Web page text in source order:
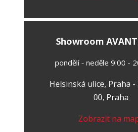
Showroom
pondělí - neděle 9:00 -
Helsinská ulice, Praha -
00, Praha
Zobrazit na